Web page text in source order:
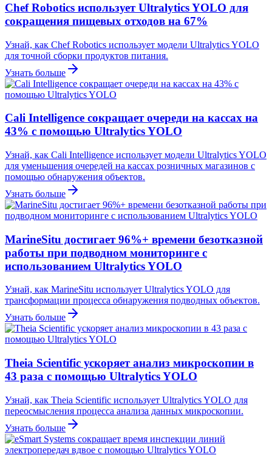
Chef Robotics использует Ultralytics YOLO для
сокращения пищевых отходов на 67%
Узнай, как Chef Robotics использует модели Ultralytics YOLO
для точной сборки продуктов питания.
Узнать больше
Cali Intelligence сокращает очереди на кассах на
43% с помощью Ultralytics YOLO
Узнай, как Cali Intelligence использует модели Ultralytics YOLO
для уменьшения очередей на кассах розничных магазинов с
помощью обнаружения объектов.
Узнать больше
MarineSitu достигает 96%+ времени безотказной
работы при подводном мониторинге с
использованием Ultralytics YOLO
Узнай, как MarineSitu использует Ultralytics YOLO для
трансформации процесса обнаружения подводных объектов.
Узнать больше
Theia Scientific ускоряет анализ микроскопии в
43 раза с помощью Ultralytics YOLO
Узнай, как Theia Scientific использует Ultralytics YOLO для
переосмысления процесса анализа данных микроскопии.
Узнать больше